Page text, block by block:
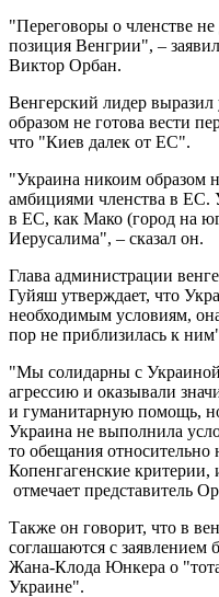
"Переговоры о членстве
позиция Венгрии", –
Виктор Орбан.
Венгерский лидер
образом не готова вести
что "Киев далек от ЕС".
"Украина никоим образом
амбициями членства в ЕС.
в ЕС, как Мако (город на
Иерусалима", – сказал он.
Глава администрации
Гуйяш утверждает, что
необходимым условиям,
пор не приблизилась к
"Мы солидарны с
агрессию и оказывали
и гуманитарную помощь,
Украина не выполнила
то обещания относительно
Копенгагенские
отмечает представитель
Также он говорит, что в
соглашаются с заявлением
Жана-Клода Юнкера о
Украине".